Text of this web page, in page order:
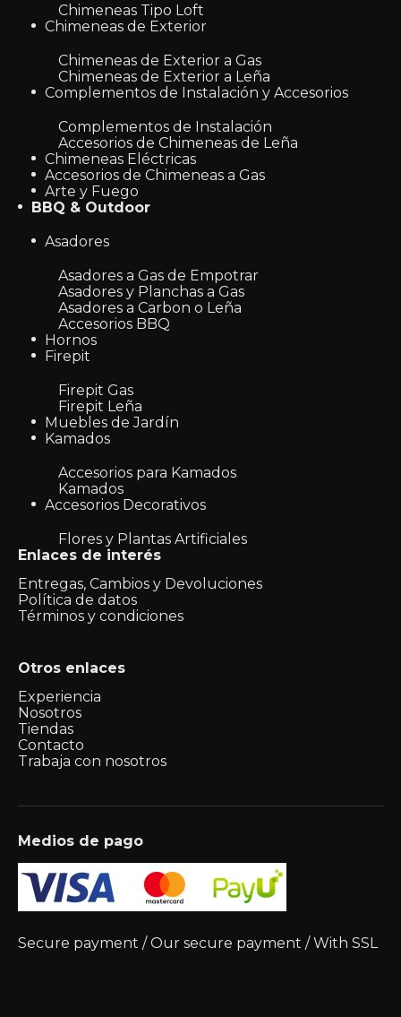
Chimeneas Tipo Loft
Chimeneas de Exterior
Chimeneas de Exterior a Gas
Chimeneas de Exterior a Leña
Complementos de Instalación y Accesorios
Complementos de Instalación
Accesorios de Chimeneas de Leña
Chimeneas Eléctricas
Accesorios de Chimeneas a Gas
Arte y Fuego
BBQ & Outdoor
Asadores
Asadores a Gas de Empotrar
Asadores y Planchas a Gas
Asadores a Carbon o Leña
Accesorios BBQ
Hornos
Firepit
Firepit Gas
Firepit Leña
Muebles de Jardín
Kamados
Accesorios para Kamados
Kamados
Accesorios Decorativos
Flores y Plantas Artificiales
Enlaces de interés
Entregas, Cambios y Devoluciones
Política de datos
Términos y condiciones
Otros enlaces
Experiencia
Nosotros
Tiendas
Contacto
Trabaja con nosotros
Medios de pago
Secure payment / Our secure payment / With SSL